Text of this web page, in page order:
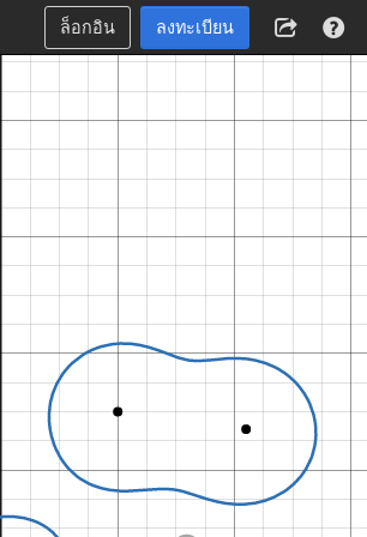
ล็อกอิน ลงทะเบียน
5.73,−4.35 , 8.84,−2.73 , 1000,1
−4.35 8.84,−2.73 1000,1000